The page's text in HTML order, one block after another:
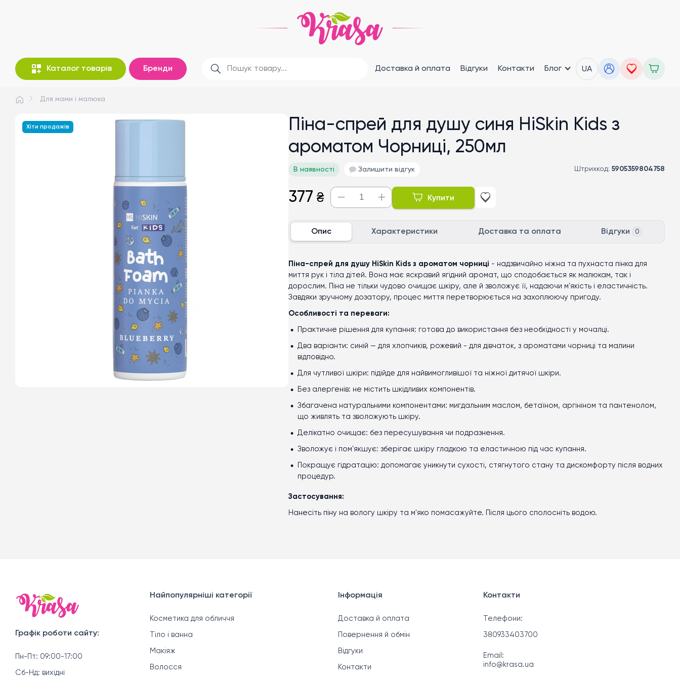
Каталог товарів Бренди Доставка й оплата Відгуки Контакти Блог UA
Для мами і малюка
Хіти продажів
Піна-спрей для душу синя HiSkin Kids з
ароматом Чорниці, 250мл
В наявності Залишити відгук Штрихкод: 5905359804758
377 ₴ Купити
Опис Характеристики Доставка та оплата Відгуки 0
Піна-спрей для душу HiSkin Kids з ароматом чорниці - надзвичайно ніжна та пухнаста пінка для
миття рук і тіла дітей. Вона має яскравий ягідний аромат, що сподобається як малюкам, так і
дорослим. Піна не тільки чудово очищає шкіру, але й зволожує її, надаючи м'якість і еластичність.
Завдяки зручному дозатору, процес миття перетворюється на захоплюючу пригоду.
Особливості та переваги:
Практичне рішення для купання: готова до використання без необхідності у мочалці.
Два варіанти: синій — для хлопчиків, рожевий - для дівчаток, з ароматами чорниці та малини
відповідно.
Для чутливої шкіри: підійде для найвимогливішої та ніжної дитячої шкіри.
Без алергенів: не містить шкідливих компонентів.
Збагачена натуральними компонентами: мигдальним маслом, бетаїном, аргініном та пантенолом,
що живлять та зволожують шкіру.
Делікатно очищає: без пересушування чи подразнення.
Зволожує і пом'якшує: зберігає шкіру гладкою та еластичною під час купання.
Покращує гідратацію: допомагає уникнути сухості, стягнутого стану та дискомфорту після водних
процедур.
Застосування:
Нанесіть піну на вологу шкіру та м'яко помасажуйте. Після цього сполосніть водою.
Графік роботи сайту:
Пн-Пт: 09:00-17:00
Сб-Нд: вихідні
Найпопулярніші категорії
Косметика для обличчя
Тіло і ванна
Макіяж
Волосся
Інформація
Доставка й оплата
Повернення й обмін
Відгуки
Контакти
Контакти
Телефони:
380933403700
Email:
info@krasa.ua